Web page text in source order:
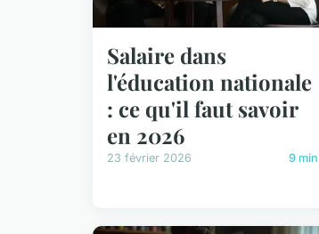
Salaire dans
l'éducation nationale
: ce qu'il faut savoir
en 2026
23 février 2026 9 min